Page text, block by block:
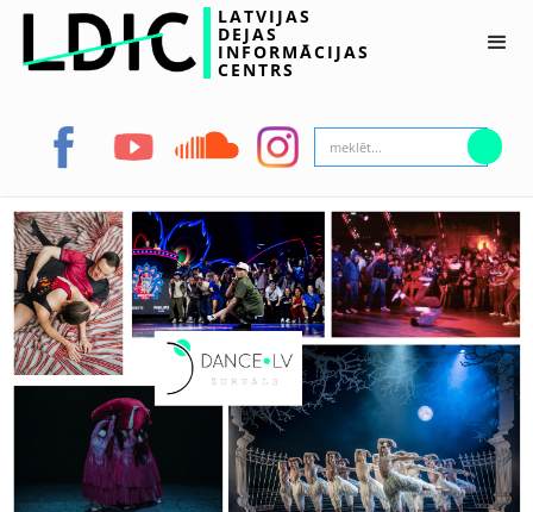
LATVIJAS
DEJAS
INFORMĀCIJAS
CENTRS